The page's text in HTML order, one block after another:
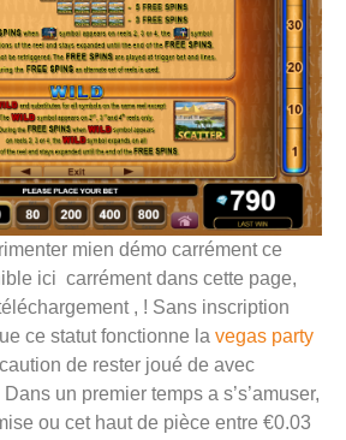
mien démo carrément ce
ici carrément dans cette page,
, ! Sans inscription
ce statut fonctionne la vegas party
de rester joué de avec
un premier temps a s’s’amuser,
ou cet haut de pièce entre €0.03